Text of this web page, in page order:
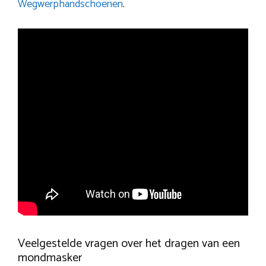
Wegwerphandschoenen.
Veelgestelde vragen over het dragen van een
mondmasker